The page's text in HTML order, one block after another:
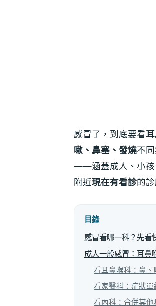
感冒了，到底要看
嗽、鼻塞、發燒不
——涵蓋成人、小孩
附近現在有看診的
目錄
感冒看哪一科？先看
成人一般感冒：耳鼻
看耳鼻喉科：鼻、
看家醫科：症狀
看內科：合併其他